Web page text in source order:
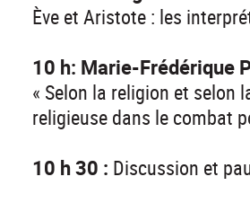
Ève et Aristote : les
10 h: Marie-Frédérique
« Selon la religion et selon
religieuse dans le combat
10 h 30 : Discussion et